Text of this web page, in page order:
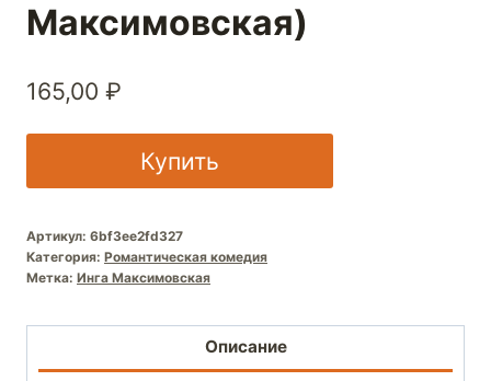
Максимовская)
165,00 ₽
Купить
Артикул: 6bf3ee2fd327
Категория: Романтическая комедия
Метка: Инга Максимовская
Описание